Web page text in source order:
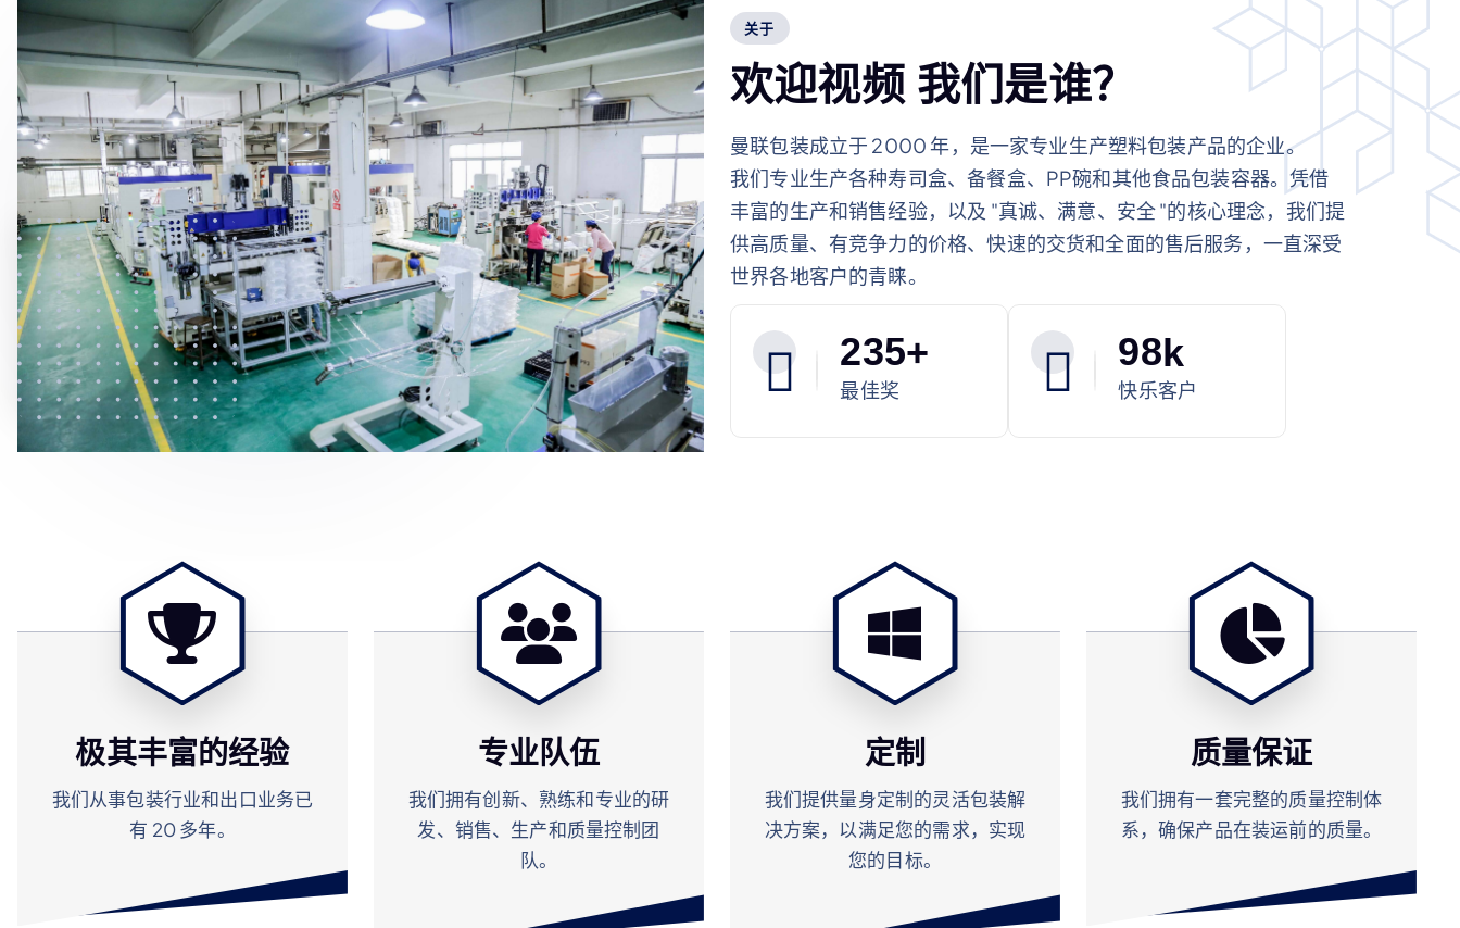
关于
欢迎视频 我们是谁？
曼联包装成立于 2000 年，是一家专业生产塑料包装产品的企业。
我们专业生产各种寿司盒、备餐盒、PP碗和其他食品包装容器。凭借
丰富的生产和销售经验，以及 "真诚、满意、安全 "的核心理念，我们提
供高质量、有竞争力的价格、快速的交货和全面的售后服务，一直深受
世界各地客户的青睐。
235+
最佳奖
98k
快乐客户
极其丰富的经验
我们从事包装行业和出口业务已
有 20 多年。
专业队伍
我们拥有创新、熟练和专业的研
发、销售、生产和质量控制团
队。
定制
我们提供量身定制的灵活包装解
决方案，以满足您的需求，实现
您的目标。
质量保证
我们拥有一套完整的质量控制体
系，确保产品在装运前的质量。